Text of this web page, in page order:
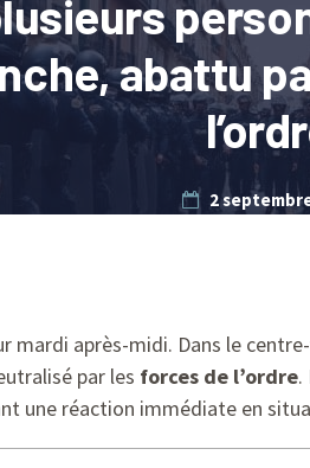
abattu
2
mardi après-midi. Dans le
par les forces de l’ordre.
une réaction immédiate en